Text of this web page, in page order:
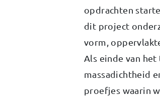
opdrachten
dit project
vorm,
Als einde van
massadichtheid
proefjes waarin